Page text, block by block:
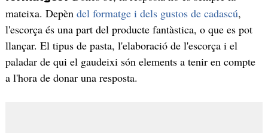
mateixa. Depèn del formatge i dels gustos de cadascú,
l'escorça és una part del producte fantàstica, o que es pot
llançar. El tipus de pasta, l'elaboració de l'escorça i el
paladar de qui el gaudeixi són elements a tenir en compte
a l'hora de donar una resposta.